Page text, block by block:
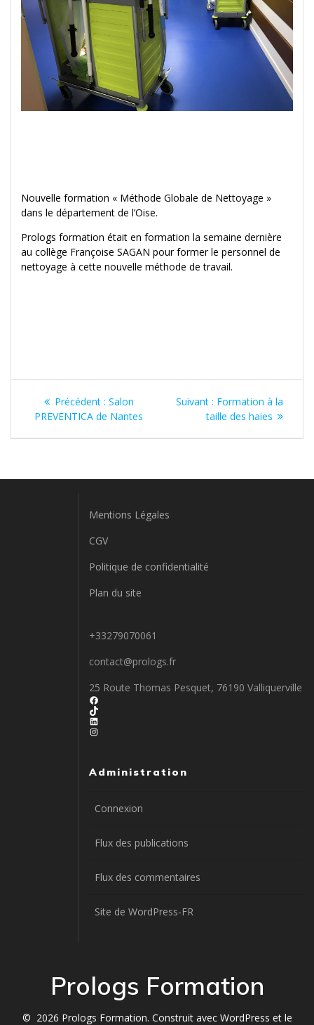
Nouvelle formation « Méthode Globale de Nettoyage »
dans le département de l’Oise.
Prologs formation était en formation la semaine dernière
au collège Françoise SAGAN pour former le personnel de
nettoyage à cette nouvelle méthode de travail.
Navigation
de
Précédent : Article
précédent
Salon
PREVENTICA de Nantes
Suivant : Article
suivant
Formation à la
taille des haies
Mentions Légales
CGV
Politique de confidentialité
Plan du site
+33279070061
contact@prologs.fr
25 Route Thomas Pesquet, 76190 Valliquerville
Facebook
TikTok
LinkedIn
Instagram
Administration
Connexion
Flux des publications
Flux des commentaires
Site de WordPress-FR
Prologs Formation
© 2026 Prologs Formation. Construit avec WordPress et le